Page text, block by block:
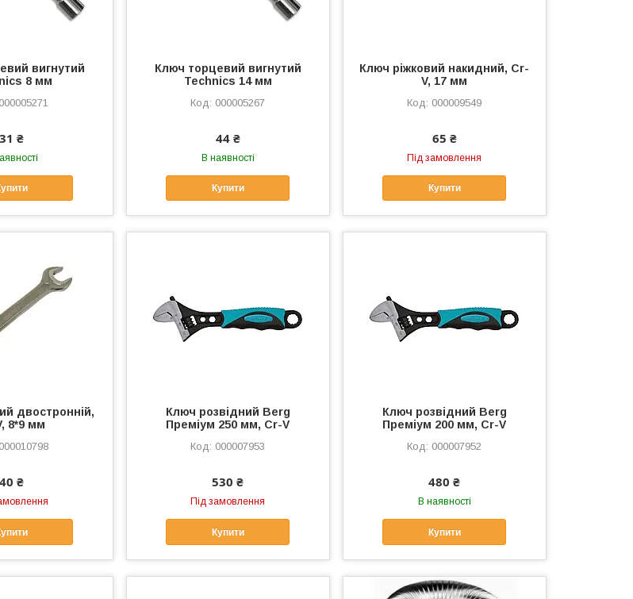
вигнутий
8 мм
000005271
31 ₴
Ключ торцевий вигнутий
Technics 14 мм
000005267
44 ₴
В наявності
Купити
Ключ ріжковий накидний, Cr-
V, 17 мм
000009549
65 ₴
Під замовлення
Купити
двостронній,
8*9 мм
000010798
40 ₴
Ключ розвідний Berg
Преміум 250 мм, Cr-V
000007953
530 ₴
Під замовлення
Купити
Ключ розвідний Berg
Преміум 200 мм, Cr-V
000007952
480 ₴
В наявності
Купити